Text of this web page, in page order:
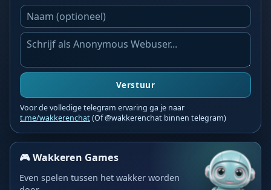
Verstuur
Voor de volledige telegram ervaring ga je naar
t.me/wakkerenchat(Of @wakkerenchat binnen telegram)
🎮 Wakkeren Games
Even spelen tussen het wakker worden